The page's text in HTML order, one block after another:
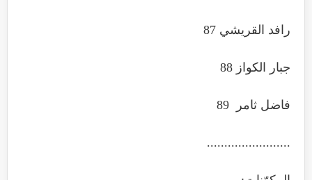
رافد القريشي 87
جبار الكواز 88
فاضل ثامر 89
........................